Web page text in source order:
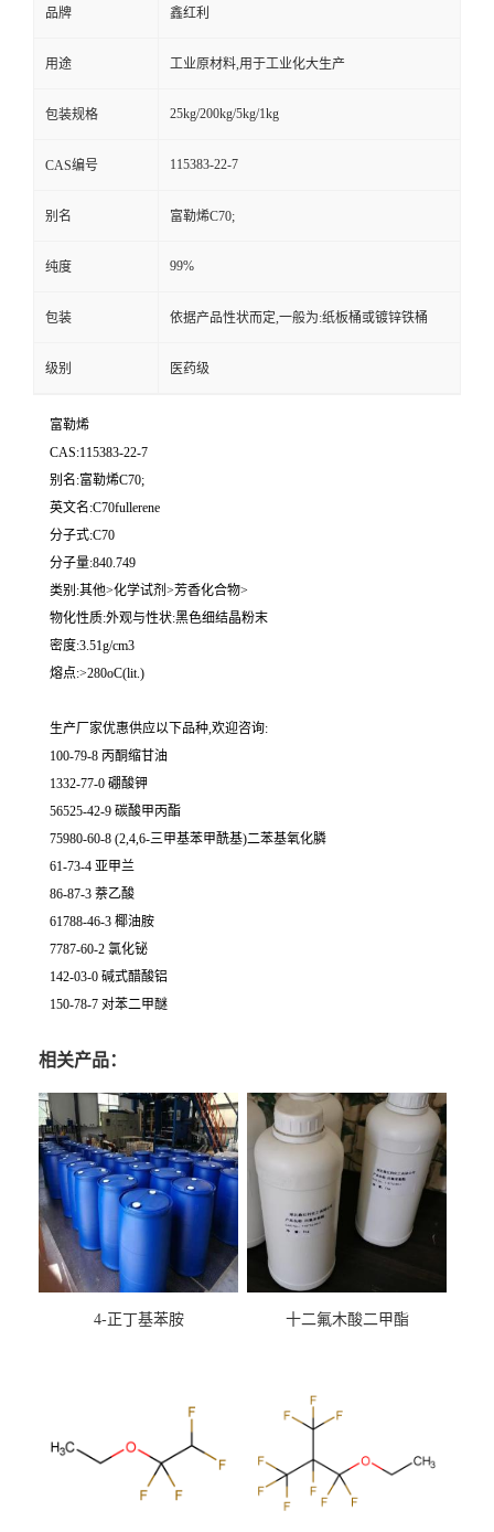
品牌 鑫红利
用途 工业原材料,用于工业化大生产
包装规格 25kg/200kg/5kg/1kg
CAS编号 115383-22-7
别名 富勒烯C70;
纯度 99%
包装 依据产品性状而定,一般为:纸板桶或镀锌铁桶
级别 医药级
富勒烯
CAS:115383-22-7
别名:富勒烯C70;
英文名:C70fullerene
分子式:C70
分子量:840.749
类别:其他>化学试剂>芳香化合物>
物化性质:外观与性状:黑色细结晶粉末
密度:3.51g/cm3
熔点:>280oC(lit.)
生产厂家优惠供应以下品种,欢迎咨询:
100-79-8 丙酮缩甘油
1332-77-0 硼酸钾
56525-42-9 碳酸甲丙酯
75980-60-8 (2,4,6-三甲基苯甲酰基)二苯基氧化膦
61-73-4 亚甲兰
86-87-3 萘乙酸
61788-46-3 椰油胺
7787-60-2 氯化铋
142-03-0 碱式醋酸铝
150-78-7 对苯二甲醚
相关产品：
4-正丁基苯胺 十二氟木酸二甲酯